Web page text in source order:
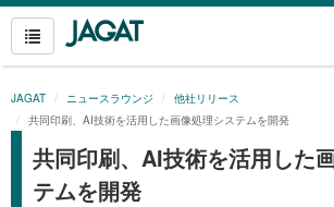
JAGAT ニュースラウンジ
他社リリース
共同印刷、AI技術を活用した画像処理システムを開発
共同印刷、AI技術を活用した
テムを開発